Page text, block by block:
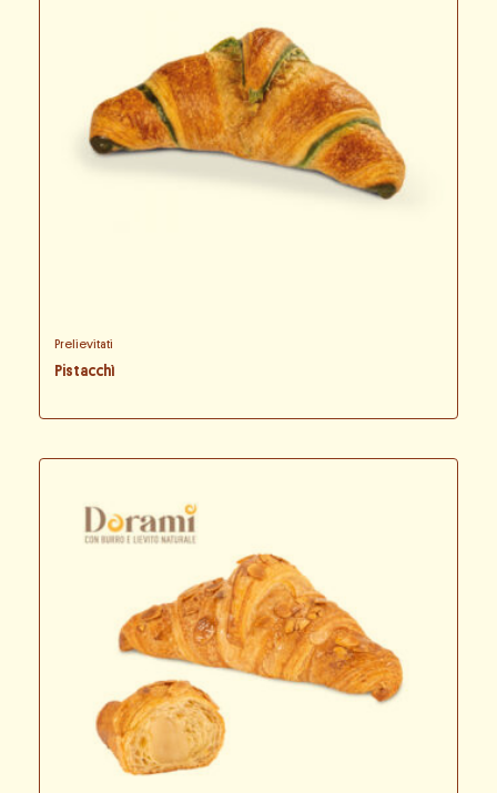
Prelievitati
Pistacchì